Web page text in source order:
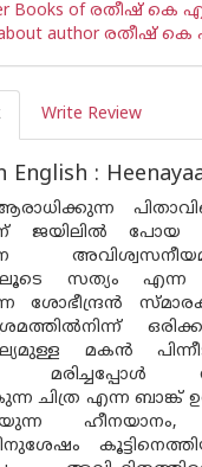
Books of രതീഷ് കെ
about author രതീഷ്
Write Review
English :
ജയിലില്‍ പോയ
സത്യം എന്ന
ശോഭീന്ദ്രന്‍
മകന്‍
മരിച്ചപ്പോള്‍
ചിത്ര എന്ന ബാങ്ക്
ഹീനയാനം,